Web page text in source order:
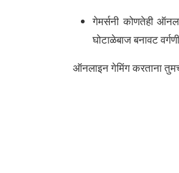
गेमर्सनी कोणतेही
घोटाळेबाज बनावट
ऑनलाइन गेमिंग करताना